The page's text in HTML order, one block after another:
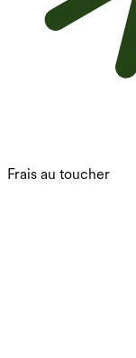
Frais au toucher